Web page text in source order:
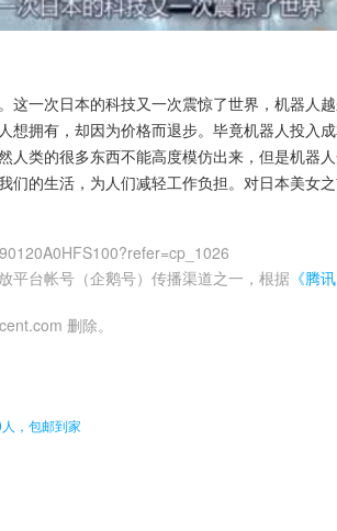
这一次日本的科技又一次震惊了世界，机器人
想拥有，却因为价格而退步。毕竟机器人投入
人类的很多东西不能高度模仿出来，但是机器
们的生活，为人们减轻工作负担。对日本美女
平台帐号（企鹅号）传播渠道之一，根据 《腾
删除。
，包邮到家